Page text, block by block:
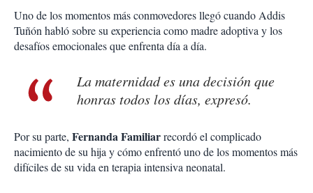
Uno de los momentos más conmovedores llegó cuando Addis
Tuñón habló sobre su experiencia como madre adoptiva y los
desafíos emocionales que enfrenta día a día.
La maternidad es una decisión que
honras todos los días, expresó.
Por su parte, Fernanda Familiarrecordó el complicado
nacimiento de su hija y cómo enfrentó uno de los momentos más
difíciles de su vida en terapia intensiva neonatal.